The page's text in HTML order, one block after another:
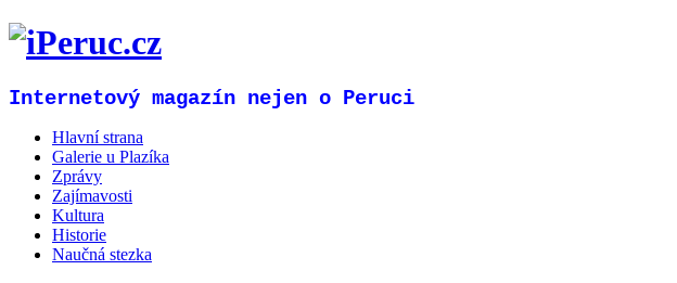
Internetový magazín nejen o Peruci
Hlavní strana
Galerie u Plazíka
Zprávy
Zajímavosti
Kultura
Historie
Naučná stezka